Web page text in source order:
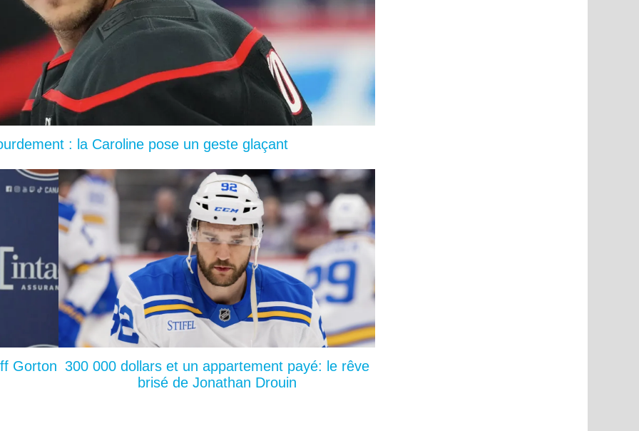
: la Caroline pose un geste glaçant
Gorton 300 000 dollars et un appartement payé: le rêve
brisé de Jonathan Drouin